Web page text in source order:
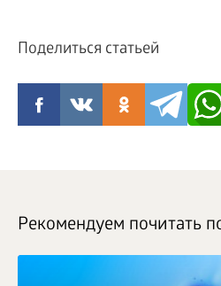
Поделиться статьей
Рекомендуем почитать